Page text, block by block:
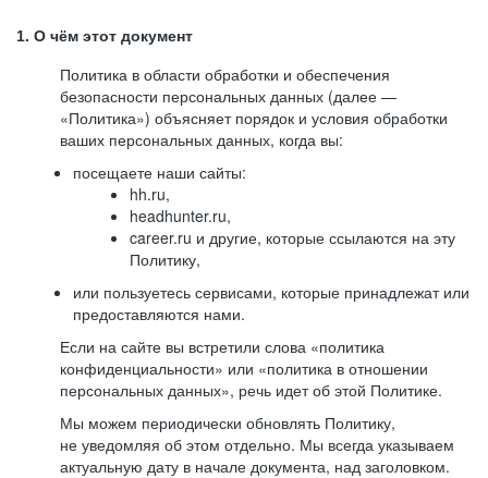
1. О чём этот документ
Политика в области обработки и обеспечения
безопасности персональных данных (далее —
«Политика») объясняет порядок и условия обработки
ваших персональных данных, когда вы:
посещаете наши сайты:
hh.ru,
headhunter.ru,
career.ru и другие, которые ссылаются на эту
Политику,
или пользуетесь сервисами, которые принадлежат или
предоставляются нами.
Если на сайте вы встретили слова «политика
конфиденциальности» или «политика в отношении
персональных данных», речь идет об этой Политике.
Мы можем периодически обновлять Политику,
не уведомляя об этом отдельно. Мы всегда указываем
актуальную дату в начале документа, над заголовком.